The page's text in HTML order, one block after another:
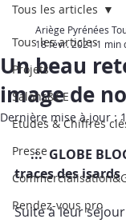
Tous les articles
Projets
Salons&CE
Etudes & Chiffres
Presse
Rendez-vous pro
Tous les articles
Un beau
image de
Ariège Pyrénées
18 févr. 20211 min
Dernière mise à jour :
     .:.  GLOBE BLOGUEURS : Sur les
traces des isards
Suite à leur